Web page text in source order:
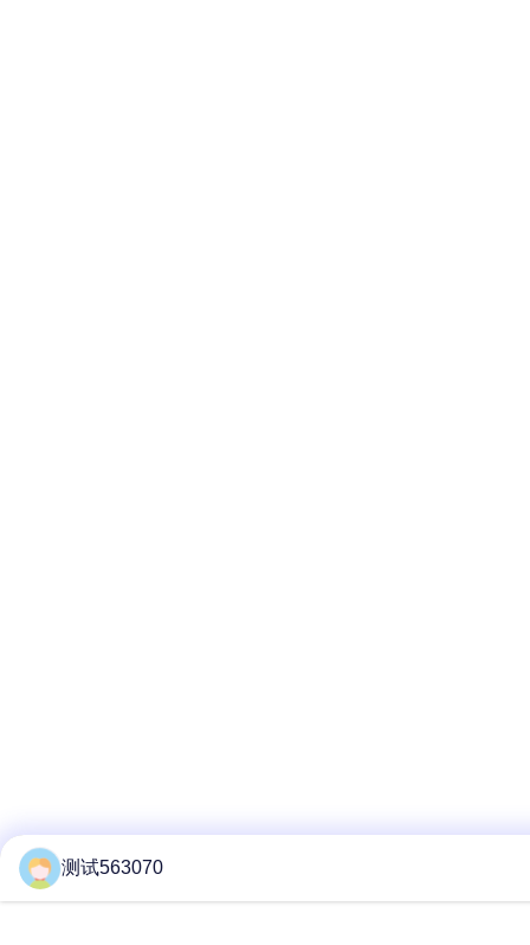
测试563070